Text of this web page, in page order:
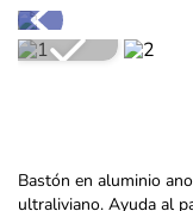
Bastón en aluminio
ultraliviano. Ayuda al